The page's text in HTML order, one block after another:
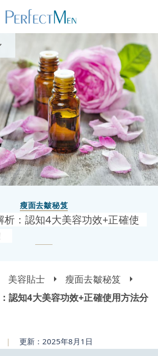
瘦面去皺秘笈
析：認知4大美容功效+正確使
美容貼士
瘦面去皺秘笈
認知4大美容功效+正確使用方法分
| 更新：2025年8月1日